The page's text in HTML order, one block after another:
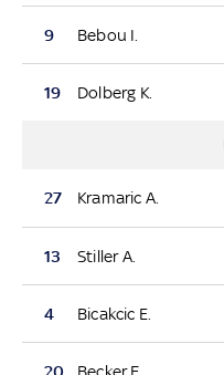
9 Bebou I.
19 Dolberg K.
27 Kramaric A.
13 Stiller A.
4 Bicakcic E.
20 Becker F.